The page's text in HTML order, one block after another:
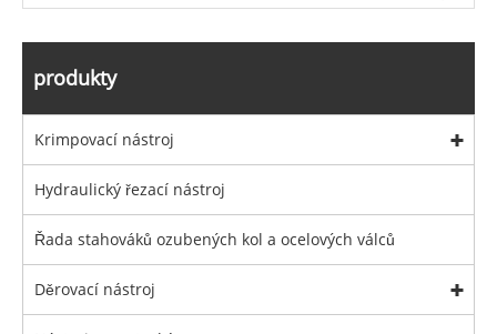
produkty
Krimpovací nástroj
Hydraulický řezací nástroj
Řada stahováků ozubených kol a ocelových válců
Děrovací nástroj